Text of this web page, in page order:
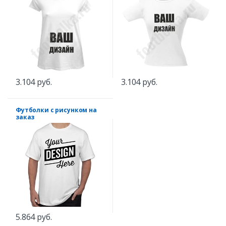
3.104 руб. 3.104 руб.
Футболки с рисунком на
заказ
5.864 руб.